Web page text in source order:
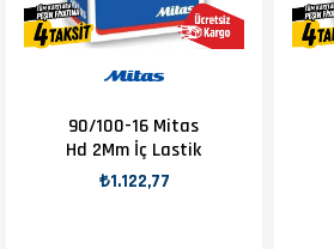
90/100-16 Mitas
Hd 2Mm İç Lastik
₺1.122,77